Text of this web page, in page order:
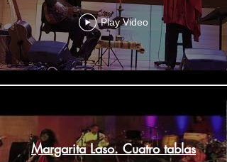
Play Video
Margarita Laso. Cuatro tablas